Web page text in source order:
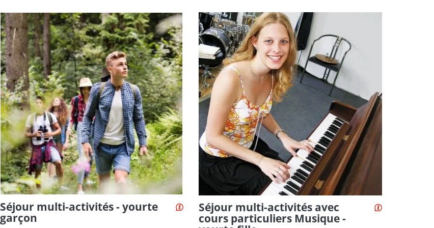
Séjour multi-activités - yourte
garçon
Séjour multi-activités avec
cours particuliers Musique -